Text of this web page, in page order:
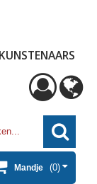
Mandje (0)